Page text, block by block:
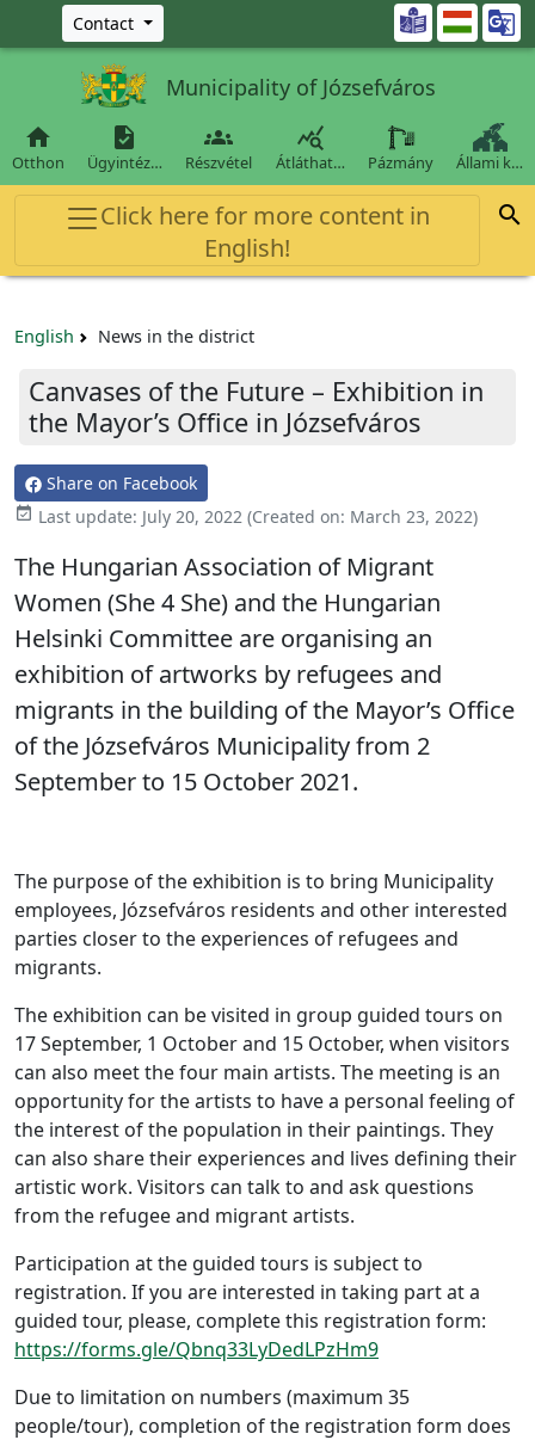
Ugrás a fő tartalomra
Contact 
Municipality of Józsefváros

Otthon

Ügyintéz…

Részvétel

Átláthat… Pázmány Állami k…
Click here for more content in
English!

English News in the district
Canvases of the Future – Exhibition in
the Mayor’s Office in Józsefváros
Share on Facebook
 Last update: July 20, 2022 (Created on: March 23, 2022)
The Hungarian Association of Migrant
Women (She 4 She) and the Hungarian
Helsinki Committee are organising an
exhibition of artworks by refugees and
migrants in the building of the Mayor’s Office
of the Józsefváros Municipality from 2
September to 15 October 2021.
The purpose of the exhibition is to bring Municipality
employees, Józsefváros residents and other interested
parties closer to the experiences of refugees and
migrants.
The exhibition can be visited in group guided tours on
17 September, 1 October and 15 October, when visitors
can also meet the four main artists. The meeting is an
opportunity for the artists to have a personal feeling of
the interest of the population in their paintings. They
can also share their experiences and lives defining their
artistic work. Visitors can talk to and ask questions
from the refugee and migrant artists.
Participation at the guided tours is subject to
registration. If you are interested in taking part at a
guided tour, please, complete this registration form:
https://forms.gle/Qbnq33LyDedLPzHm9
Due to limitation on numbers (maximum 35
people/tour), completion of the registration form does